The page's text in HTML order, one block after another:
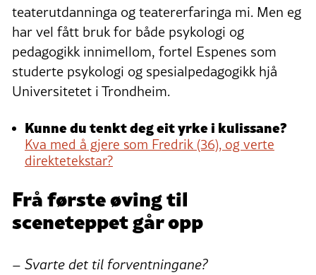
teaterutdanninga og teatererfaringa mi. Men eg
har vel fått bruk for både psykologi og
pedagogikk innimellom, fortel Espenes som
studerte psykologi og spesialpedagogikk hjå
Universitetet i Trondheim.
Kunne du tenkt deg eit yrke i kulissane?
Kva med å gjere som Fredrik (36), og verte
direktetekstar?
Frå første øving til
sceneteppet går opp
– Svarte det til forventningane?